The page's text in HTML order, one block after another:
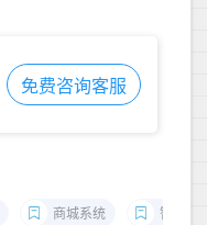
免费咨询客服
商城系统 智能化